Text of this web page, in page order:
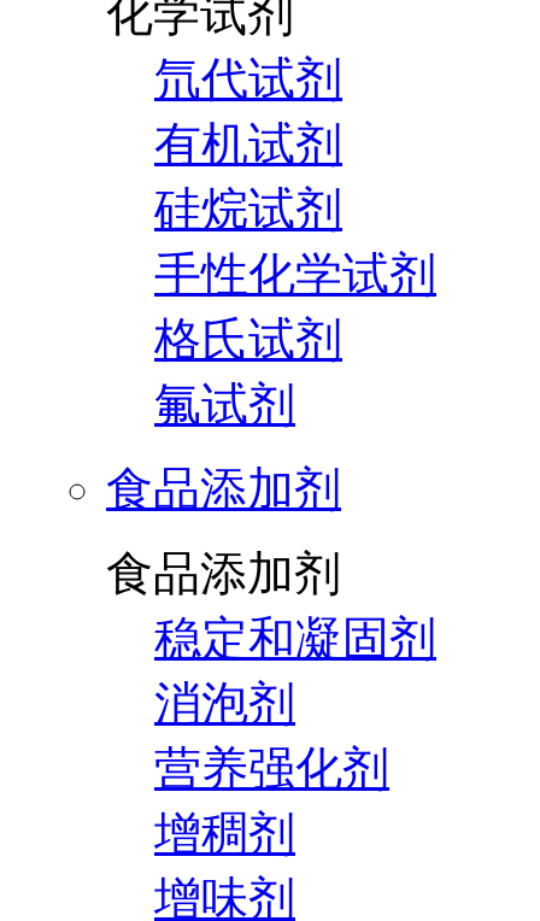
化学试剂
氘代试剂
有机试剂
硅烷试剂
手性化学试剂
格氏试剂
氟试剂
食品添加剂
食品添加剂
稳定和凝固剂
消泡剂
营养强化剂
增稠剂
增味剂